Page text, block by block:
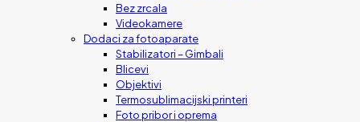
Bez zrcala
Videokamere
Dodaci za fotoaparate
Stabilizatori – Gimbali
Blicevi
Objektivi
Termosublimacijski printeri
Foto pribor i oprema